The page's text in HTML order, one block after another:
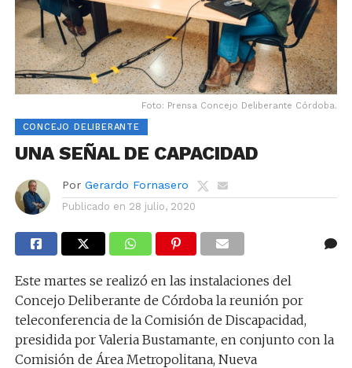
Foto: Prensa Concejo Deliberante Córdoba.
CONCEJO DELIBERANTE
UNA SEÑAL DE CAPACIDAD
Por Gerardo Fornasero
Publicado en 28 julio, 2020
Este martes se realizó en las instalaciones del
Concejo Deliberante de Córdoba la reunión por
teleconferencia de la Comisión de Discapacidad,
presidida por Valeria Bustamante, en conjunto con la
Comisión de Área Metropolitana, Nueva